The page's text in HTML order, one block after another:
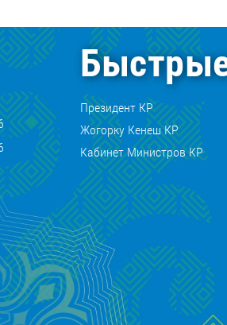
Президент КР
Жогорку Кенеш КР
Кабинет Министров КР